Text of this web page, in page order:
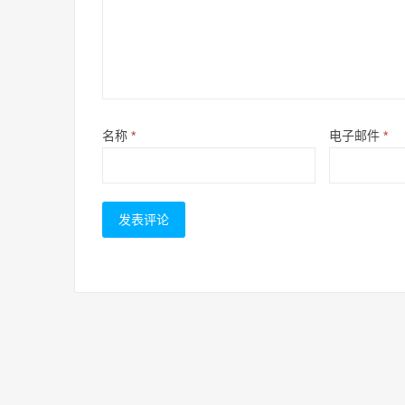
名称 * 电子邮件 *